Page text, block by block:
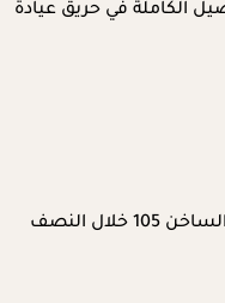
الكاملة في حريق عيادة
الصحة: ارتفاع الإقبال على الخط الساخن 105 خلال النصف